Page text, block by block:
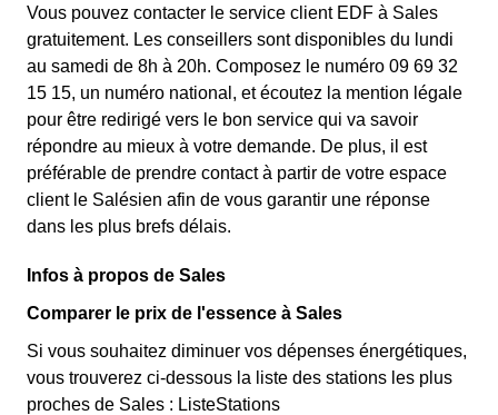
Vous pouvez contacter le service client EDF à Sales
gratuitement. Les conseillers sont disponibles du lundi
au samedi de 8h à 20h. Composez le numéro 09 69 32
15 15, un numéro national, et écoutez la mention légale
pour être redirigé vers le bon service qui va savoir
répondre au mieux à votre demande. De plus, il est
préférable de prendre contact à partir de votre espace
client le Salésien afin de vous garantir une réponse
dans les plus brefs délais.
Infos à propos de Sales
Comparer le prix de l'essence à Sales
Si vous souhaitez diminuer vos dépenses énergétiques,
vous trouverez ci-dessous la liste des stations les plus
proches de Sales : ListeStations